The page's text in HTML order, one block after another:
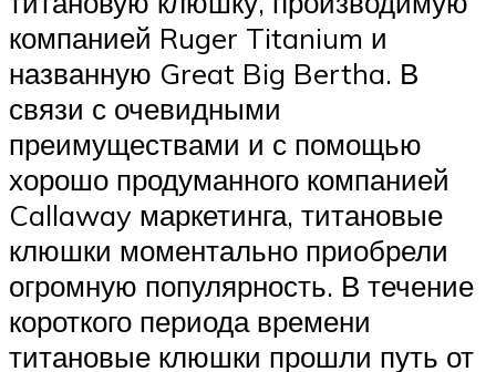
компанией Ruger Titanium и
названную Great Big Bertha. В
связи с очевидными
преимуществами и с помощью
хорошо продуманного компанией
Callaway маркетинга, титановые
клюшки моментально приобрели
огромную популярность. В течение
короткого периода времени
титановые клюшки прошли путь от